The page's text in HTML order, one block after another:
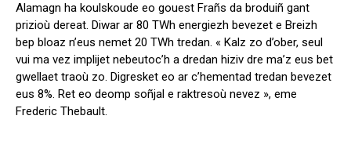
Alamagn ha koulskoude eo gouest Frañs da broduiñ gant
prizioù dereat. Diwar ar 80 TWh energiezh bevezet e Breizh
bep bloaz n’eus nemet 20 TWh tredan. « Kalz zo d’ober, seul
vui ma vez implijet nebeutoc’h a dredan hiziv dre ma’z eus bet
gwellaet traoù zo. Digresket eo ar c’hementad tredan bevezet
eus 8%. Ret eo deomp soñjal e raktresoù nevez », eme
Frederic Thebault.